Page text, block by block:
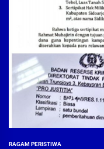
RAGAM PERISTIWA